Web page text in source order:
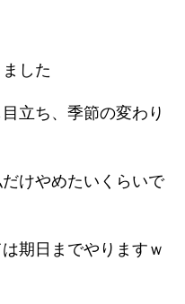
した
立ち、季節の変わり
けやめたいくらいで
期日までやりますｗ